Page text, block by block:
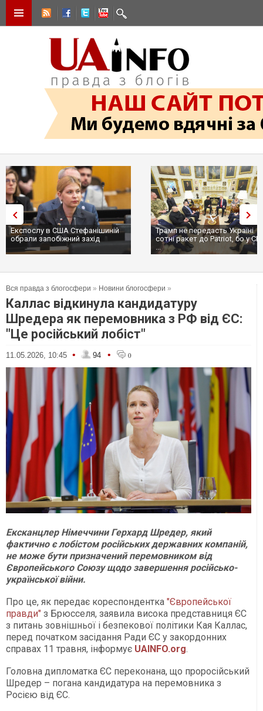
Експослу в США Стефанішиній
обрали запобіжний захід
Трамп не передасть Україні
сотні ракет до Patriot, бо у
...
Вся правда з блогосфери » Новини блогосфери »
Каллас відкинула кандидатуру
Шредера як перемовника з РФ від ЄС:
"Це російський лобіст"
11.05.2026, 10:45 • 94 • 0
Ексканцлер Німеччини Герхард Шредер, який
фактично є лобістом російських державних компаній,
не може бути призначений перемовником від
Європейського Союзу щодо завершення російсько-
української війни.
Про це, як передає кореспондентка "Європейської
правди" з Брюсселя, заявила висока представниця ЄС
з питань зовнішньої і безпекової політики Кая Каллас,
перед початком засідання Ради ЄС у закордонних
справах 11 травня, інформує UAINFO.org.
Головна дипломатка ЄС переконана, що проросійський
Шредер – погана кандидатура на перемовника з
Росією від ЄС.